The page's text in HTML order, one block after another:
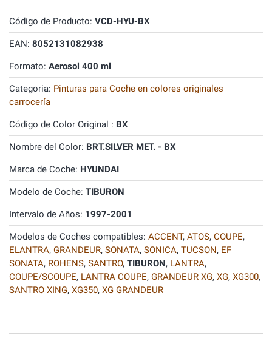
Código de Producto: VCD-HYU-BX
EAN: 8052131082938
Formato: Aerosol 400 ml
Categoria: Pinturas para Coche en colores originales
carrocería
Código de Color Original : BX
Nombre del Color: BRT.SILVER MET. - BX
Marca de Coche: HYUNDAI
Modelo de Coche: TIBURON
Intervalo de Años: 1997-2001
Modelos de Coches compatibles: ACCENT, ATOS, COUPE,
ELANTRA, GRANDEUR, SONATA, SONICA, TUCSON, EF
SONATA, ROHENS, SANTRO, TIBURON, LANTRA,
COUPE/SCOUPE, LANTRA COUPE, GRANDEUR XG, XG, XG300,
SANTRO XING, XG350, XG GRANDEUR